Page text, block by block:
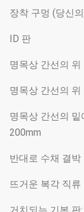
장착 구멍 (당신
ID 판
명목상 간선의
명목상 간선의
명목상 간선의
200mm
반대로 수채 결박
뜨거운 복각 직